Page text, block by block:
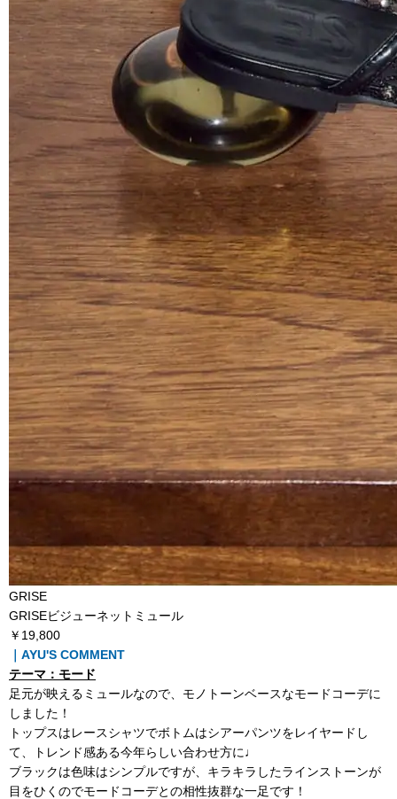
GRISE
GRISEビジューネットミュール
￥19,800
｜AYU'S COMMENT
テーマ：モード
足元が映えるミュールなので、モノトーンベースなモードコーデに
しました！
トップスはレースシャツでボトムはシアーパンツをレイヤードし
て、トレンド感ある今年らしい合わせ方に♩
ブラックは色味はシンプルですが、キラキラしたラインストーンが
目をひくのでモードコーデとの相性抜群な一足です！